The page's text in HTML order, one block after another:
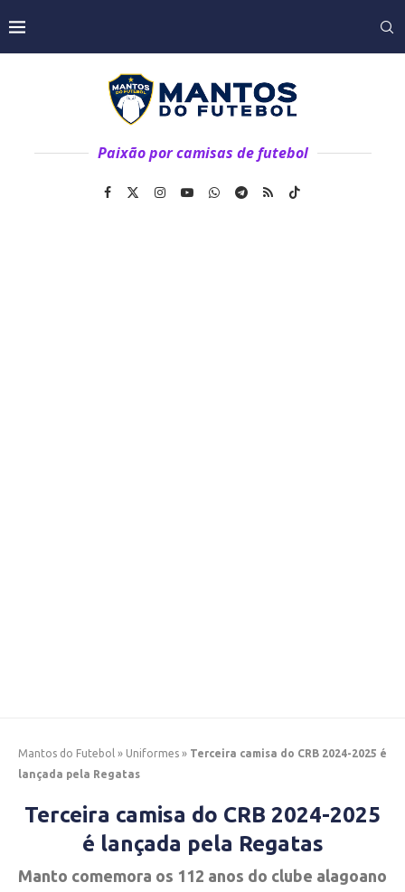
Paixão por camisas de futebol
Mantos do Futebol » Uniformes » Terceira camisa do CRB 2024-2025 é
lançada pela Regatas
Terceira camisa do CRB 2024-2025
é lançada pela Regatas
Manto comemora os 112 anos do clube alagoano